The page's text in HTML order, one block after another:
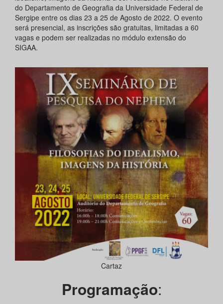
do Departamento de Geografia da Universidade Federal de
Sergipe entre os dias 23 a 25 de Agosto de 2022. O evento
será presencial, as inscrições são gratuitas, limitadas a 60
vagas e podem ser realizadas no módulo extensão do
SIGAA.
Cartaz
Programação: